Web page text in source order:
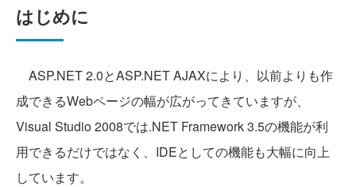
はじめに
ASP.NET 2.0とASP.NET AJAXにより、以前よりも作
成できるWebページの幅が広がってきていますが、
Visual Studio 2008では.NET Framework 3.5の機能が利
用できるだけではなく、IDEとしての機能も大幅に向上
しています。